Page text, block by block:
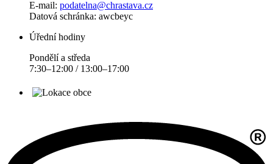
E-mail: podatelna@chrastava.cz
Datová schránka: awcbeyc
Úřední hodiny
Pondělí a středa
7:30–12:00 / 13:00–17:00